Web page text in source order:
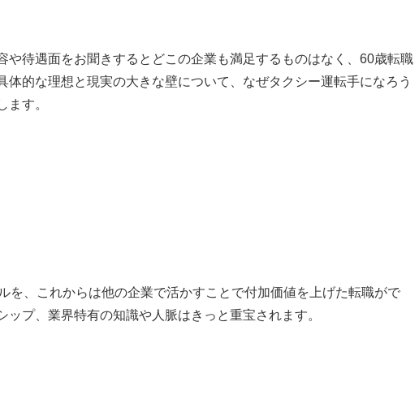
や待遇面をお聞きするとどこの企業も満足するものはなく、60歳転職
的な理想と現実の大きな壁について、なぜタクシー運転手になろう
ます。
を、これからは他の企業で活かすことで付加価値を上げた転職がで
プ、業界特有の知識や人脈はきっと重宝されます。